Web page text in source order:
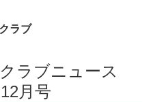
ラブ
ラブニュース
月号